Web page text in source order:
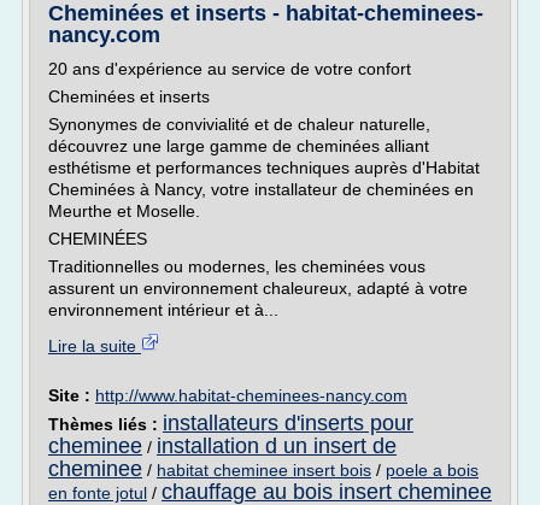
Cheminées et inserts - habitat-cheminees-
nancy.com
20 ans d'expérience au service de votre confort
Cheminées et inserts
Synonymes de convivialité et de chaleur naturelle,
découvrez une large gamme de cheminées alliant
esthétisme et performances techniques auprès d'Habitat
Cheminées à Nancy, votre installateur de cheminées en
Meurthe et Moselle.
CHEMINÉES
Traditionnelles ou modernes, les cheminées vous
assurent un environnement chaleureux, adapté à votre
environnement intérieur et à...
Lire la suite
Site : http://www.habitat-cheminees-nancy.com
Thèmes liés : installateurs d'inserts pour
cheminee / installation d un insert de
cheminee / habitat cheminee insert bois / poele a bois
en fonte jotul / chauffage au bois insert cheminee